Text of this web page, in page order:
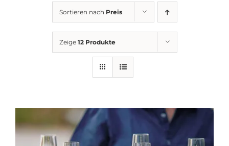
Sortieren nach Preis
Zeige 12 Produkte